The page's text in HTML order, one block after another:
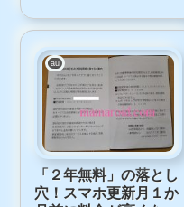
ちょうどよかった。しか
し、我が家は4人家...
au
「２年無料」の落とし
穴！スマホ更新月１か